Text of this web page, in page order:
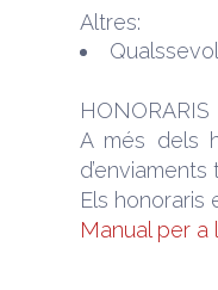
Altres:
HONORARIS
A més dels
Els honoraris
Manual per